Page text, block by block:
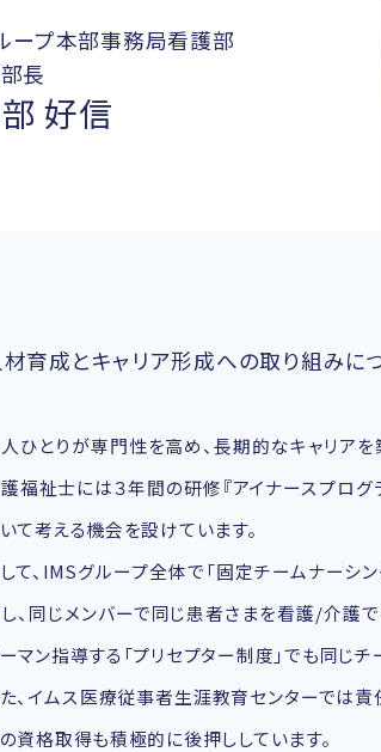
ープ本部事務局看護部
長
好信
育成とキャリア形成への取り組みに
ひとりが専門性を高め、長期的なキャリアを
福祉士には３年間の研修『アイナースプログ
て考える機会を設けています。
て、IMSグループ全体で「固定チームナーシ
、同じメンバーで同じ患者さまを看護/介護
マン指導する「プリセプター制度」でも同じ
、イムス医療従事者生涯教育センターでは
資格取得も積極的に後押ししています。